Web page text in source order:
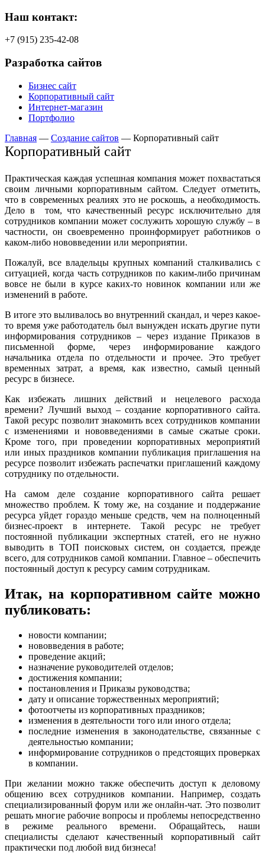
Наш контакт:
+7 (915) 235-42-08
Разработка сайтов
Бизнес сайт
Корпоративный сайт
Интернет-магазин
Портфолио
Главная — Создание сайтов — Корпоративный сайт
Корпоративный сайт
Практическая каждая успешная компания может похвастаться
своим личными корпоративным сайтом. Следует отметить,
что в современных реалиях это не роскошь, а необходимость.
Дело в том, что качественный ресурс исключительно для
сотрудников компании может сослужить хорошую службу – в
частности, он своевременно проинформирует работников о
каком-либо нововведении или мероприятии.
Пожалуй, все владельцы крупных компаний сталкивались с
ситуацией, когда часть сотрудников по каким-либо причинам
вовсе не были в курсе каких-то новинок компании или же
изменений в работе.
В итоге это выливалось во внутренний скандал, и через какое-
то время уже работодатель был вынужден искать другие пути
информирования сотрудников – через издание Приказов в
письменной форме, через информирование каждого
начальника отдела по отдельности и прочее. Это требует
временных затрат, а время, как известно, самый ценный
ресурс в бизнесе.
Как избежать лишних действий и нецелевого расхода
времени? Лучший выход – создание корпоративного сайта.
Такой ресурс позволит знакомить всех сотрудников компании
с изменениями и нововведениями в самые сжатые сроки.
Кроме того, при проведении корпоративных мероприятий
или иных праздников компании публикация приглашения на
ресурсе позволит избежать распечатки приглашений каждому
сотруднику по отдельности.
На самом деле создание корпоративного сайта решает
множество проблем. К тому же, на создание и поддержание
ресурса уйдет гораздо меньше средств, чем на полноценный
бизнес-проект в интернете. Такой ресурс не требует
постоянной публикации экспертных статей, его не нужно
выводить в ТОП поисковых систем, он создается, прежде
всего, для сотрудников самой компании. Главное – обеспечить
постоянный доступ к ресурсу самим сотрудникам.
Итак, на корпоративном сайте можно
публиковать:
новости компании;
нововведения в работе;
проведение акций;
назначение руководителей отделов;
достижения компании;
постановления и Приказы руководства;
дату и описание торжественных мероприятий;
фотоотчеты из корпоративных праздников;
изменения в деятельности того или иного отдела;
последние изменения в законодательстве, связанные с
деятельностью компании;
информирование сотрудников о предстоящих проверках
в компании.
При желании можно также обеспечить доступ к деловому
общению всех сотрудников компании. Например, создать
специализированный форум или же онлайн-чат. Это позволит
решать многие рабочие вопросы и проблемы непосредственно
в режиме реального времени. Обращайтесь, наши
специалисты сделают качественный корпоративный сайт
практически под любой вид бизнеса!